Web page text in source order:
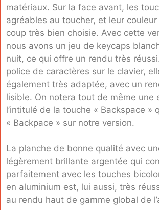
matériaux. Sur la face avant, les
agréables au toucher, et leur
coup très bien choisie. Avec cette
nous avons un jeu de keycaps
nuit, ce qui offre un rendu très
police de caractères sur le clavier,
également très adaptée, avec un
lisible. On notera tout de même une
l’intitulé de la touche « Backspace »
« Backpace » sur notre version.
La planche de bonne qualité avec
légèrement brillante argentée qui
parfaitement avec les touches
en aluminium est, lui aussi, très
au rendu haut de gamme global de